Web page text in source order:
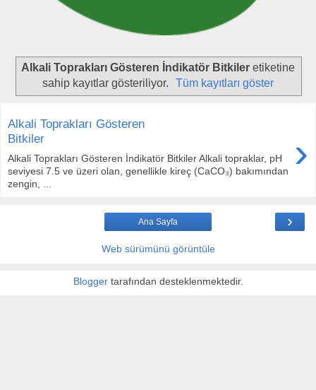
Alkali Toprakları Gösteren İndikatör Bitkiler etiketine
sahip kayıtlar gösteriliyor.
Tüm kayıtları göster
Alkali Toprakları Gösteren
Bitkiler
›
Alkali Toprakları Gösteren İndikatör Bitkiler Alkali topraklar, pH
seviyesi 7.5 ve üzeri olan, genellikle kireç (CaCO₃) bakımından
zengin, ...
›
Ana Sayfa
Web sürümünü görüntüle
Bloggertarafından desteklenmektedir.